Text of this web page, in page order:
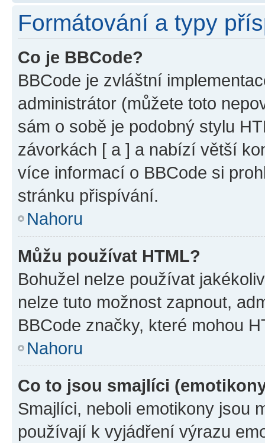
Formátování a typy
Co je BBCode?
BBCode je zvláštní
administrátor (můžete toto
sám o sobě je podobný stylu
závorkách [ a ] a nabízí větší
více informací o BBCode si
stránku přispívání.
Nahoru
Můžu používat HTML?
Bohužel nelze používat
nelze tuto možnost zapnout,
BBCode značky, které mohou
Nahoru
Co to jsou smajlíci
Smajlíci, neboli emotikony jsou
používají k vyjádření výrazu